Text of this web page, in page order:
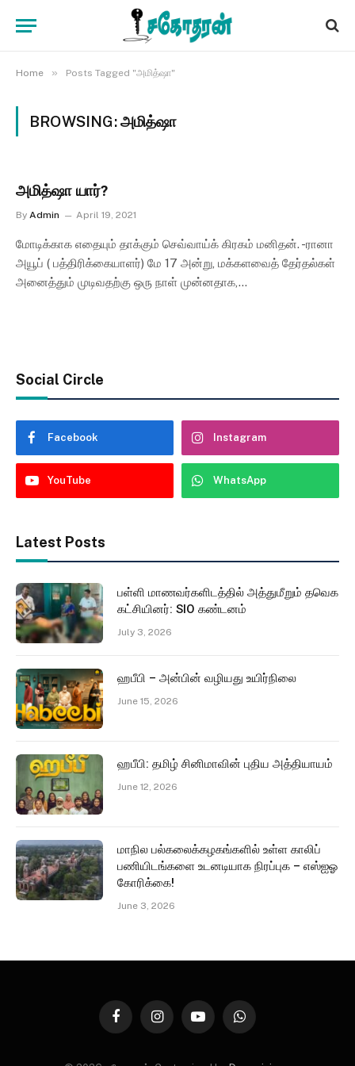
Home » Posts Tagged "அமித்ஷா"
BROWSING:அமித்ஷா
அமித்ஷா யார்?
By Admin April 19, 2021
மோடிக்காக எதையும் தாக்கும் செவ்வாய்க் கிரகம் மனிதன். -ரானா
அயூப் ( பத்திரிக்கையாளர்) மே 17 அன்று, மக்களவைத் தேர்தல்கள்
அனைத்தும் முடிவதற்கு ஒரு நாள் முன்னதாக,…
Social Circle
Facebook Instagram
YouTube WhatsApp
Latest Posts
பள்ளி மாணவர்களிடத்தில் அத்துமீறும் தவெக
கட்சியினர்: SIO கண்டனம்
July 3, 2026
ஹபீபி – அன்பின் வழியது உயிர்நிலை
June 15, 2026
ஹபீபி: தமிழ் சினிமாவின் புதிய அத்தியாயம்
June 12, 2026
மாநில பல்கலைக்கழகங்களில் உள்ள காலிப்
பணியிடங்களை உடனடியாக நிரப்புக – எஸ்ஐஓ
கோரிக்கை!
June 3, 2026
FacebookInstagramYouTubeWhatsApp